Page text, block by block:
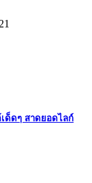
ด็ดๆ สาดยอดไลก์